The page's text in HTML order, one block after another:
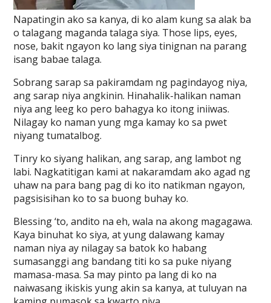
Napatingin ako sa kanya, di ko alam kung sa alak ba
o talagang maganda talaga siya. Those lips, eyes,
nose, bakit ngayon ko lang siya tinignan na parang
isang babae talaga.
Sobrang sarap sa pakiramdam ng pagindayog niya,
ang sarap niya angkinin. Hinahalik-halikan naman
niya ang leeg ko pero bahagya ko itong iniiwas.
Nilagay ko naman yung mga kamay ko sa pwet
niyang tumatalbog.
Tinry ko siyang halikan, ang sarap, ang lambot ng
labi. Nagkatitigan kami at nakaramdam ako agad ng
uhaw na para bang pag di ko ito natikman ngayon,
pagsisisihan ko to sa buong buhay ko.
Blessing ‘to, andito na eh, wala na akong magagawa.
Kaya binuhat ko siya, at yung dalawang kamay
naman niya ay nilagay sa batok ko habang
sumasanggi ang bandang titi ko sa puke niyang
mamasa-masa. Sa may pinto pa lang di ko na
naiwasang ikiskis yung akin sa kanya, at tuluyan na